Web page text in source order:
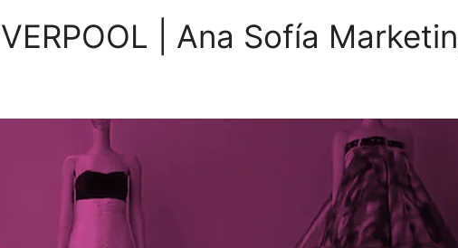
| Ana Sofía